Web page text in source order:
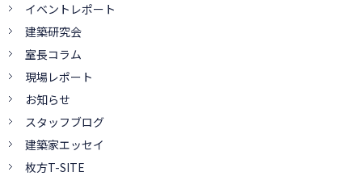
イベントレポート
建築研究会
室長コラム
現場レポート
お知らせ
スタッフブログ
建築家エッセイ
枚方T-SITE